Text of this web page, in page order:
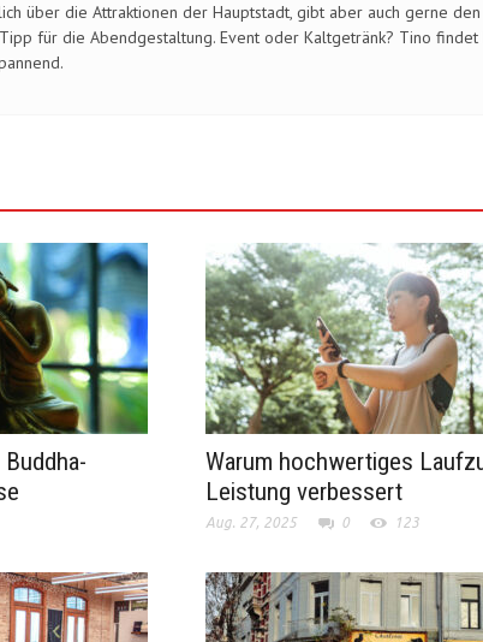
über die Attraktionen der Hauptstadt, gibt aber auch gerne
für die Abendgestaltung. Event oder Kaltgetränk? Tino findet
Warum hochwertiges
Leistung verbessert
Aug. 27, 2025 0 123